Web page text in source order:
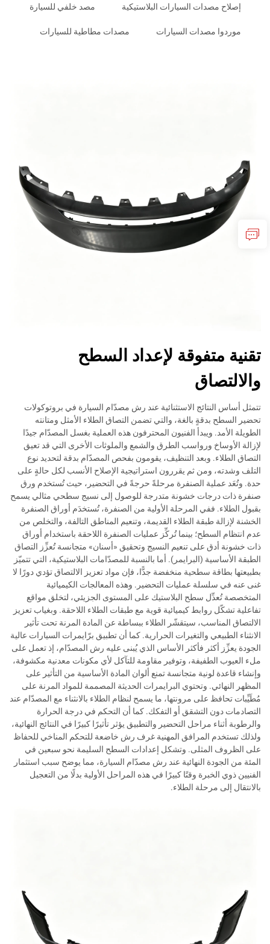
إصلاح مصدات السيارات البلاستيكية مصد خلفي للسيارة
موردوا مصدات السيارات مصدات مطاطية للسيارات
تقنية متفوقة لإعداد السطح
والالتصاق
تتمثل أساس النتائج الاستثنائية عند رش مصدّام السيارة في بروتوكولات
تحضير السطح بدقةٍ بالغة، والتي تضمن التصاق الطلاء الأمثل ومتانته
الطويلة الأمد. ويبدأ الفنيون المحترفون هذه العملية بغسل المصدّام جيدًا
لإزالة الأوساخ ورواسب الطرق والشمع والملوثات الأخرى التي قد تعيق
التصاق الطلاء. وبعد التنظيف، يقومون بفحص المصدّام بدقة لتحديد نوع
التلف وشدته، ومن ثم يقررون استراتيجية الإصلاح الأنسب لكل حالةٍ على
حدة. وتُعَد عملية الصنفرة مرحلةً حرجةً في التحضير، حيث تُستخدم ورق
صنفرة ذات درجات خشونة متدرجة للوصول إلى نسيج سطحي مثالي يسمح
بقبول الطلاء. ففي المرحلة الأولية من الصنفرة، تُستخدَم أوراق الصنفرة
الخشنة لإزالة طبقة الطلاء القديمة، وتنعيم المناطق التالفة، والتخلص من
عدم انتظام السطح؛ بينما تُركِّز عمليات الصنفرة اللاحقة باستخدام أوراق
ذات خشونة أدق على تنعيم النسيج وتحقيق «أسنان» متجانسة تُعزِّز التصاق
الطبقة الأساسية (البرايمر). أما بالنسبة للمصدّامات البلاستيكية، التي تتميّز
بطبيعتها بطاقة سطحية منخفضة جدًّا، فإن مواد تعزيز الالتصاق تؤدي دورًا لا
غنى عنه في سلسلة عمليات التحضير. وهذه المعالجات الكيميائية
المتخصصة تُعدِّل سطح البلاستيك على المستوى الجزيئي، لتخلق مواقع
تفاعلية تشكّل روابط كيميائية قوية مع طبقات الطلاء اللاحقة. وبغياب تعزيز
الالتصاق المناسب، سيتقشّر الطلاء ببساطة عن المادة المرنة تحت تأثير
الانثناء الطبيعي والتغيرات الحرارية. كما أن تطبيق برّايمرات السيارات عالية
الجودة يعزِّز أكثر فأكثر الأساس الذي يُبنى عليه رش المصدّام، إذ تعمل على
ملء العيوب الطفيفة، وتوفير مقاومة للتآكل لأي مكونات معدنية مكشوفة،
وإنشاء قاعدة لونية متجانسة تمنع ألوان المادة الأساسية من التأثير على
المظهر النهائي. وتحتوي البرايمرات الحديثة المصممة للمواد المرنة على
مُطَيِّبات تحافظ على مرونتها، ما يسمح لنظام الطلاء بالانثناء مع المصدّام عند
التصادمات دون التشقق أو التفكك. كما أن التحكم في درجة الحرارة
والرطوبة أثناء مراحل التحضير والتطبيق يؤثر تأثيرًا كبيرًا في النتائج النهائية،
ولذلك تستخدم المرافق المهنية غرف رش خاضعة للتحكم المناخي للحفاظ
على الظروف المثلى. وتشكل إعدادات السطح السليمة نحو سبعين في
المئة من الجودة النهائية عند رش مصدّام السيارة، مما يوضح سبب استثمار
الفنيين ذوي الخبرة وقتًا كبيرًا في هذه المراحل الأولية بدلًا من التعجيل
بالانتقال إلى مرحلة الطلاء.